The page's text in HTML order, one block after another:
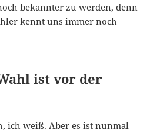
bekannter zu werden, denn
kennt uns immer noch
ist vor der
ich weiß. Aber es ist nunmal